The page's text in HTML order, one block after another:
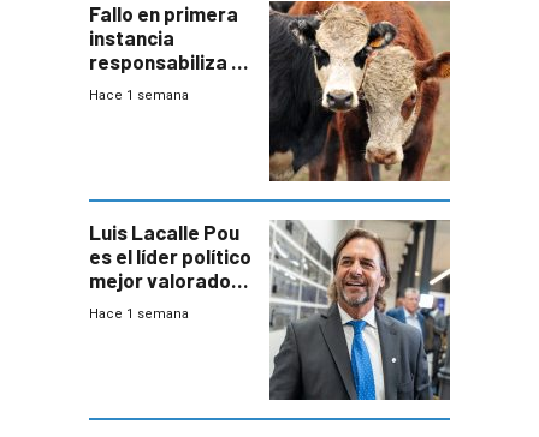
Fallo en primera
instancia
responsabiliza al
Estado por falta
Hace 1 semana
Luis Lacalle Pou
es el líder político
mejor valorado
del país, según
Hace 1 semana